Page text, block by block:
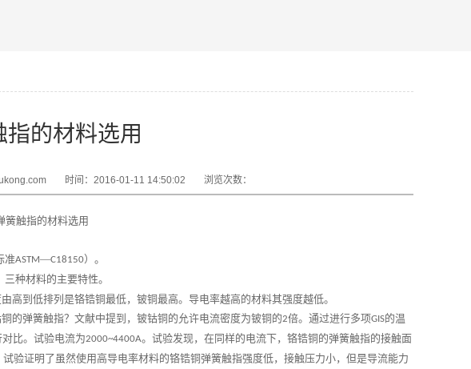
指的材料选用
时间：2016-01-11 14:50:02 浏览次数：
簧触指的材料选用
准ASTM—C18150）。
三种材料的主要特性。
到低排列是铬锆铜最低，铍铜最高。导电率越高的材料其强度越低。
的弹簧触指？文献中提到，铍钴铜的允许电流密度为铍铜的2倍。通过进行多项GIS的温
比。试验电流为2000~4400A。试验发现，在同样的电流下，铬锆铜的弹簧触指的接触面
验证明了虽然使用高导电率材料的铬锆铜弹簧触指强度低，接触压力小，但是导流能力